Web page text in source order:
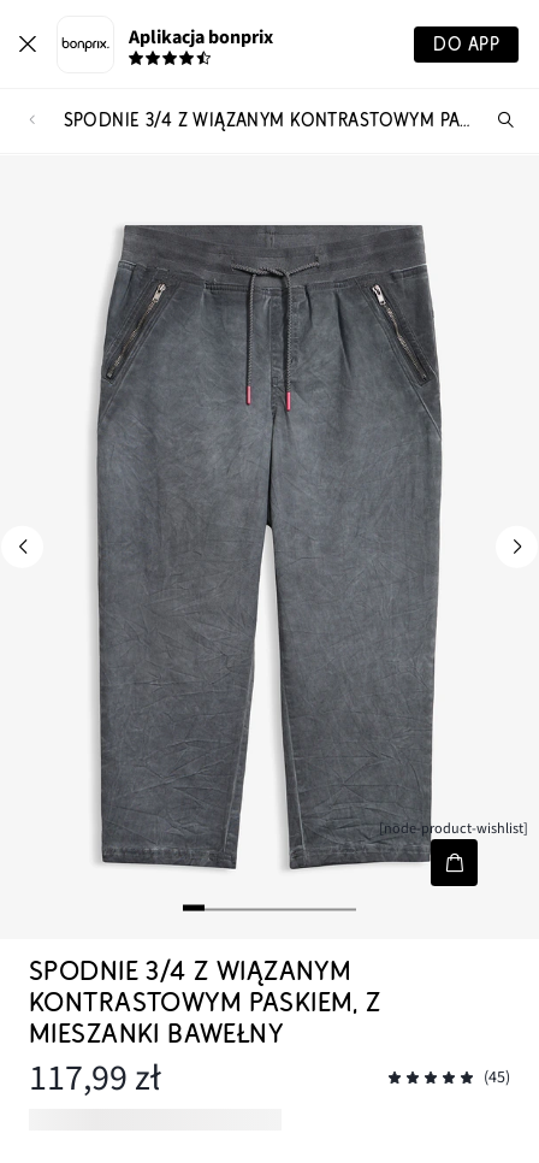
Aplikacja bonprix DO APP
SPODNIE 3/4 Z WIĄZANYM KONTRASTOWYM PASKIEM, Z MIESZANKI BAWEŁNY
[node-product-wishlist]
SPODNIE 3/4 Z WIĄZANYM
KONTRASTOWYM PASKIEM, Z
MIESZANKI BAWEŁNY
117,99 zł (45)